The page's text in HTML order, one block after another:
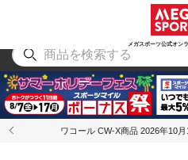
メガスポーツ公式オン
アウトドア
ワコール CW-X商品 2026年10